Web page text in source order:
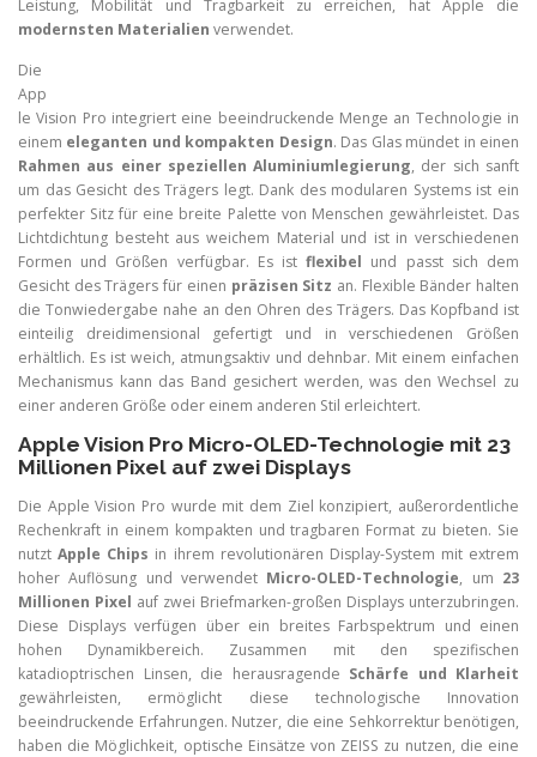
Leistung, Mobilität und Tragbarkeit zu erreichen, hat Apple die
modernsten Materialien verwendet.
Die
App
le Vision Pro integriert eine beeindruckende Menge an Technologie in
einem eleganten und kompakten Design. Das Glas mündet in einen
Rahmen aus einer speziellen Aluminiumlegierung, der sich sanft
um das Gesicht des Trägers legt. Dank des modularen Systems ist ein
perfekter Sitz für eine breite Palette von Menschen gewährleistet. Das
Lichtdichtung besteht aus weichem Material und ist in verschiedenen
Formen und Größen verfügbar. Es istflexibel und passt sich dem
Gesicht des Trägers für einen präzisen Sitz an. Flexible Bänder halten
die Tonwiedergabe nahe an den Ohren des Trägers. Das Kopfband ist
einteilig dreidimensional gefertigt und in verschiedenen Größen
erhältlich. Es ist weich, atmungsaktiv und dehnbar. Mit einem einfachen
Mechanismus kann das Band gesichert werden, was den Wechsel zu
einer anderen Größe oder einem anderen Stil erleichtert.
Apple Vision Pro Micro-OLED-Technologie mit 23
Millionen Pixel auf zwei Displays
Die Apple Vision Pro wurde mit dem Ziel konzipiert, außerordentliche
Rechenkraft in einem kompakten und tragbaren Format zu bieten. Sie
nutztApple Chips in ihrem revolutionären Display-System mit extrem
hoher Auflösung und verwendet Micro-OLED-Technologie, um 23
Millionen Pixel auf zwei Briefmarken-großen Displays unterzubringen.
Diese Displays verfügen über ein breites Farbspektrum und einen
hohen Dynamikbereich. Zusammen mit den spezifischen
katadioptrischen Linsen, die herausragende Schärfe und Klarheit
gewährleisten, ermöglicht diese technologische Innovation
beeindruckende Erfahrungen. Nutzer, die eine Sehkorrektur benötigen,
haben die Möglichkeit, optische Einsätze von ZEISS zu nutzen, die eine